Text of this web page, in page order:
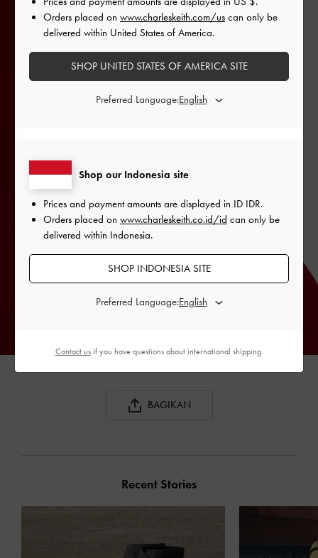
BAGIKAN
Recent Stories
Shop our Indonesia site
Prices and payment amounts are displayed in ID IDR.
Orders placed on www.charleskeith.co.id/id can only be
delivered within Indonesia.
SHOP INDONESIA SITE
Preferred Language:
Orders placed on www.charleskeith.com/us can only be
delivered within United States of America.
SHOP UNITED STATES OF AMERICA SITE
Preferred Language:
Contact usif you have questions about international shipping.